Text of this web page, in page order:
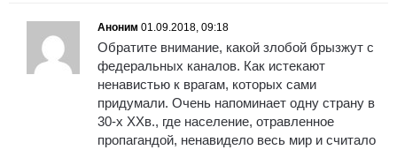
Аноним 01.09.2018, 09:18
Обратите внимание, какой злобой брызжут с
федеральных каналов. Как истекают
ненавистью к врагам, которых сами
придумали. Очень напоминает одну страну в
30-х ХХв., где население, отравленное
пропагандой, ненавидело весь мир и считало